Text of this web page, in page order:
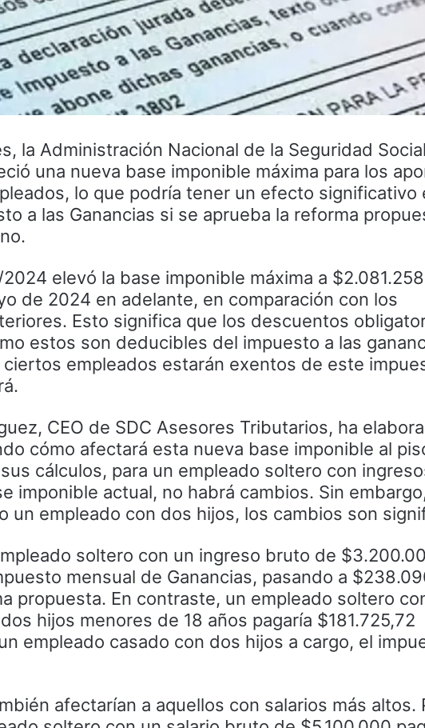
la Administración Nacional de la Seguridad
una nueva base imponible máxima para los
lo que podría tener un efecto significativo
a las Ganancias si se aprueba la reforma
elevó la base imponible máxima a
de 2024 en adelante, en comparación con los
Esto significa que los descuentos
estos son deducibles del impuesto a las
ciertos empleados estarán exentos de este
CEO de SDC Asesores Tributarios, ha
cómo afectará esta nueva base imponible al
cálculos, para un empleado soltero con
imponible actual, no habrá cambios. Sin
un empleado con dos hijos, los cambios son
soltero con un ingreso bruto de
mensual de Ganancias, pasando a
propuesta. En contraste, un empleado soltero
hijos menores de 18 años pagaría $181.725,72
empleado casado con dos hijos a cargo, el
afectarían a aquellos con salarios más altos.